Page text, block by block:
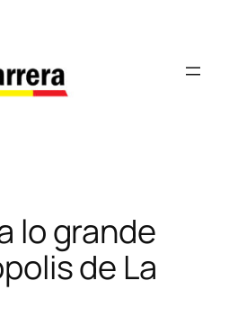
lo grande
de La